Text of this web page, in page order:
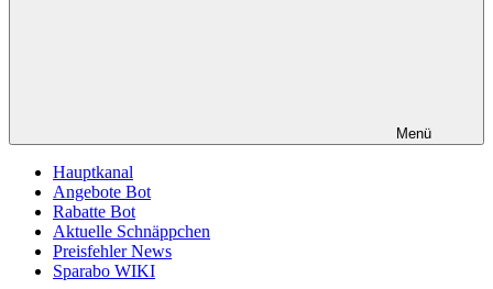
Menü
Hauptkanal
Angebote Bot
Rabatte Bot
Aktuelle Schnäppchen
Preisfehler News
Sparabo WIKI